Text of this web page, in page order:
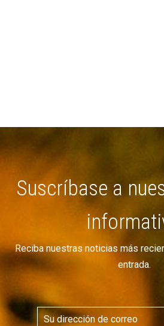
Suscríbase a
Reciba nuestras noticias más
entrada.